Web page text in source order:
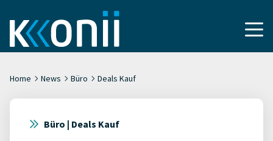
Home News Büro Deals Kauf
Büro | Deals Kauf